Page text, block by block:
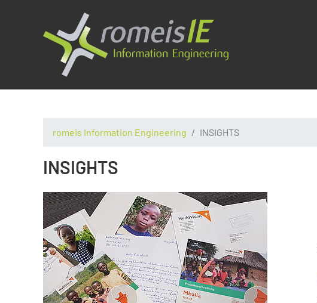
romeis Information Engineering INSIGHTS
INSIGHTS